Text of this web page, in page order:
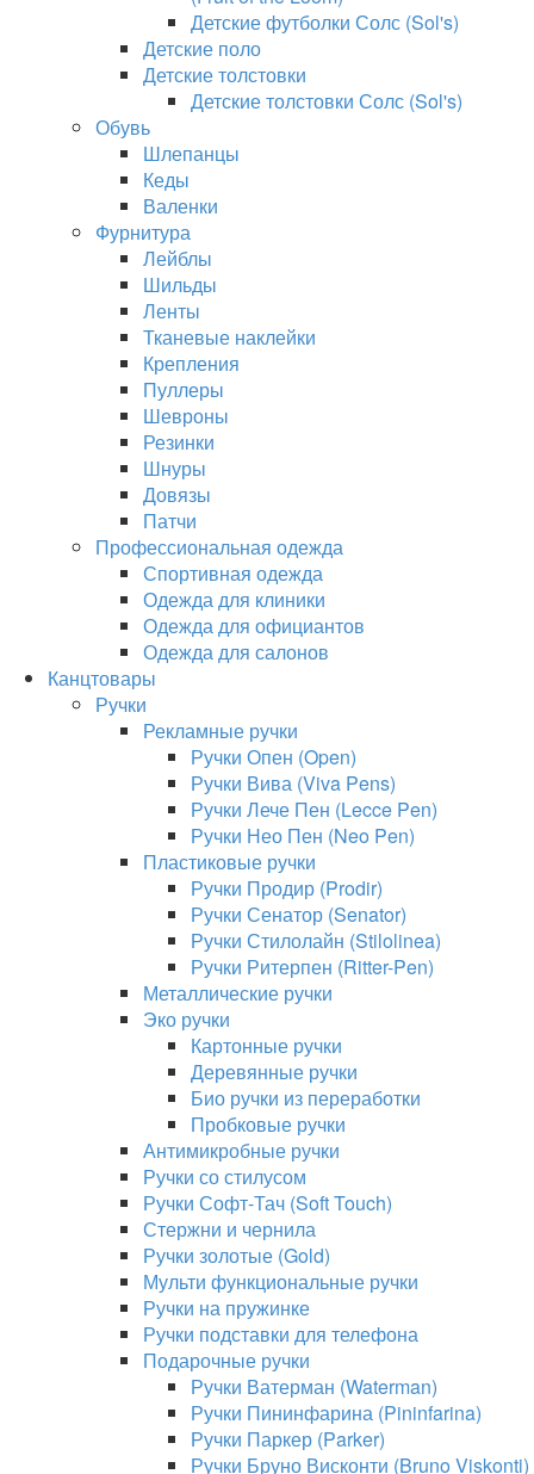
Детские футболки Солс (Sol's)
Детские поло
Детские толстовки
Детские толстовки Солс (Sol's)
Обувь
Шлепанцы
Кеды
Валенки
Фурнитура
Лейблы
Шильды
Ленты
Тканевые наклейки
Крепления
Пуллеры
Шевроны
Резинки
Шнуры
Довязы
Патчи
Профессиональная одежда
Спортивная одежда
Одежда для клиники
Одежда для официантов
Одежда для салонов
Канцтовары
Ручки
Рекламные ручки
Ручки Опен (Open)
Ручки Вива (Viva Pens)
Ручки Лече Пен (Lecce Pen)
Ручки Нео Пен (Neo Pen)
Пластиковые ручки
Ручки Продир (Prodir)
Ручки Сенатор (Senator)
Ручки Стилолайн (Stilolinea)
Ручки Ритерпен (Ritter-Pen)
Металлические ручки
Эко ручки
Картонные ручки
Деревянные ручки
Био ручки из переработки
Пробковые ручки
Антимикробные ручки
Ручки со стилусом
Ручки Софт-Тач (Soft Touch)
Стержни и чернила
Ручки золотые (Gold)
Мульти функциональные ручки
Ручки на пружинке
Ручки подставки для телефона
Подарочные ручки
Ручки Ватерман (Waterman)
Ручки Пининфарина (Pininfarina)
Ручки Паркер (Parker)
Ручки Бруно Висконти (Bruno Viskonti)